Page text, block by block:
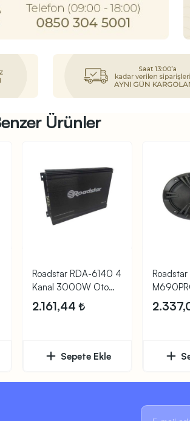
Ürünler
Roadstar RDA-6140 4
Kanal 3000W Oto
Anfi
2.161,44
Sepete Ekle
500W